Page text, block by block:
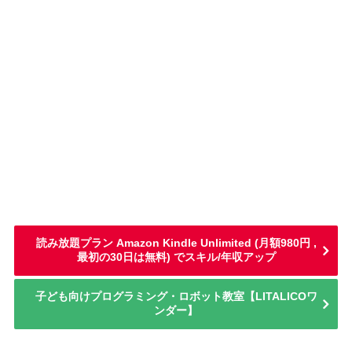
読み放題プラン Amazon Kindle Unlimited (月額980円 ,
最初の30日は無料) でスキル/年収アップ
子ども向けプログラミング・ロボット教室【LITALICOワ
ンダー】